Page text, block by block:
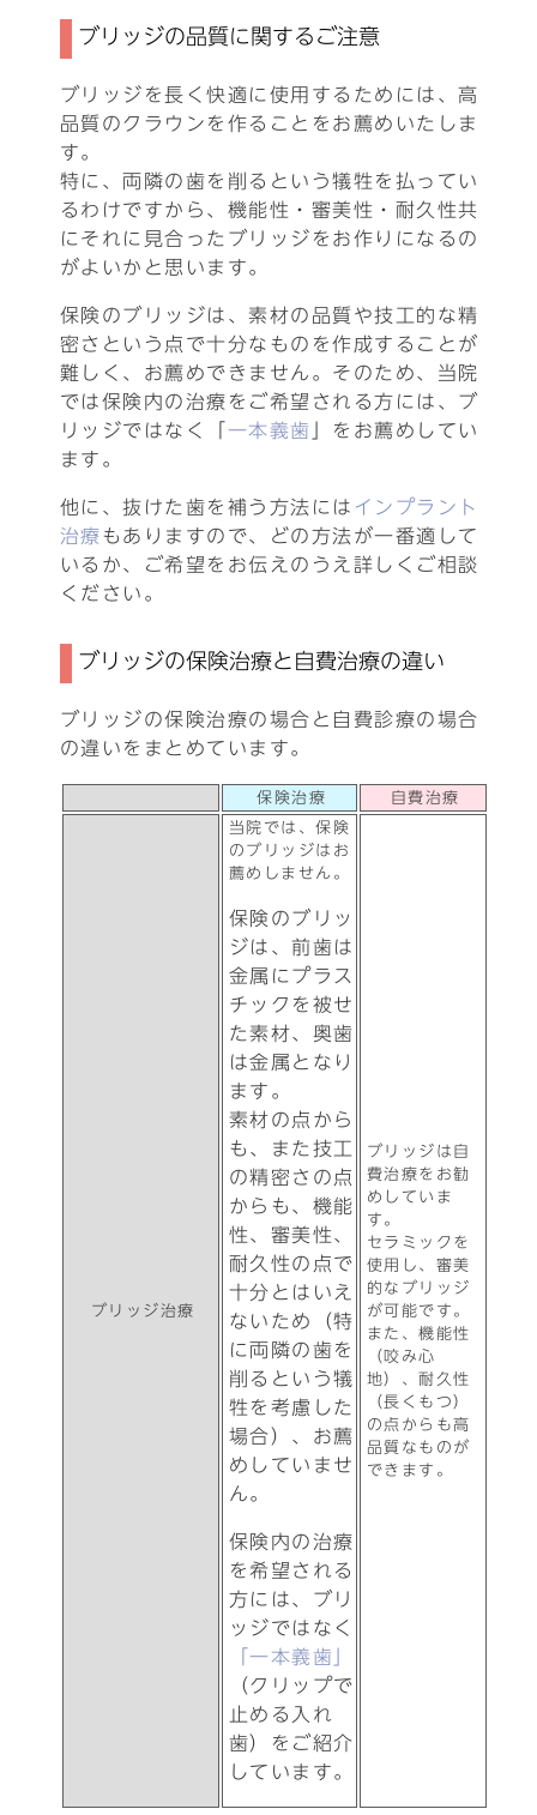
ブリッジの品質に関するご注意
ブリッジを長く快適に使用するためには、高
品質のクラウンを作ることをお薦めいたしま
す。
特に、両隣の歯を削るという犠牲を払ってい
るわけですから、機能性・審美性・耐久性共
にそれに見合ったブリッジをお作りになるの
がよいかと思います。
保険のブリッジは、素材の品質や技工的な精
密さという点で十分なものを作成することが
難しく、お薦めできません。そのため、当院
では保険内の治療をご希望される方には、ブ
リッジではなく「 一本義歯
」をお薦めしてい
ます。
他に、抜けた歯を補う方法には インプラント
治療もありますので、どの方法が一番適して
いるか、ご希望をお伝えのうえ詳しくご相談
ください。
ブリッジの保険治療と自費治療の違い
ブリッジの保険治療の場合と自費診療の場合
の違いをまとめています。
保険治療 自費治療
ブリッジ治療
当院では、保険
のブリッジはお
薦めしません。
保険のブリッ
ジは、前歯は
金属にプラス
チックを被せ
た素材、奥歯
は金属となり
ます。
素材の点から
も、また技工
の精密さの点
からも、機能
性、審美性、
耐久性の点で
十分とはいえ
ないため（特
に両隣の歯を
削るという犠
牲を考慮した
場合）、お薦
めしていませ
ん。
保険内の治療
を希望される
方には、ブリ
ッジではなく
「一本義歯」
（クリップで
止める入れ
歯）をご紹介
しています。
ブリッジは自
費治療をお勧
めしていま
す。
セラミックを
使用し、審美
的なブリッジ
が可能です。
また、機能性
（咬み心
地）、耐久性
（長くもつ）
の点からも高
品質なものが
できます。